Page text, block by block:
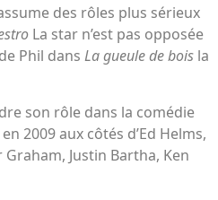
des rôles plus sérieux
La star n’est pas opposée
Phil dans La gueule de bois la
son rôle dans la comédie
2009 aux côtés d’Ed Helms,
Justin Bartha, Ken